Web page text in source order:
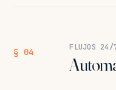
§ 04 FLUJOS 24/